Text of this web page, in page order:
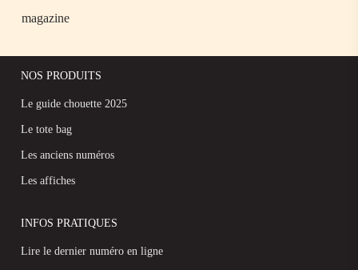
magazine
NOS PRODUITS
Le guide chouette 2025
Le tote bag
Les anciens numéros
Les affiches
INFOS PRATIQUES
Lire le dernier numéro en ligne